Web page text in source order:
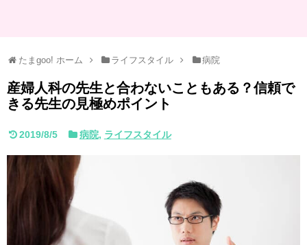
たまgoo! ホーム ライフスタイル 病院
産婦人科の先生と合わないこともある？信頼で
きる先生の見極めポイント
2019/8/5 病院, ライフスタイル